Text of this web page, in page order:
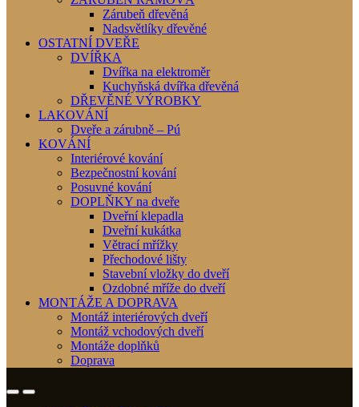
Zárubeň dřevěná
Nadsvětlíky dřevěné
OSTATNÍ DVEŘE
DVÍŘKA
Dvířka na elektroměr
Kuchyňská dvířka dřevěná
DŘEVĚNÉ VÝROBKY
LAKOVÁNÍ
Dveře a zárubně – Pú
KOVÁNÍ
Interiérové kování
Bezpečnostní kování
Posuvné kování
DOPLŇKY na dveře
Dveřní klepadla
Dveřní kukátka
Větrací mřížky
Přechodové lišty
Stavební vložky do dveří
Ozdobné mříže do dveří
MONTÁŽE A DOPRAVA
Montáž interiérových dveří
Montáž vchodových dveří
Montáže doplňků
Doprava